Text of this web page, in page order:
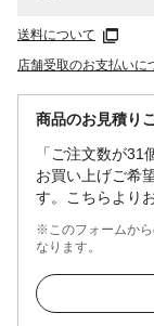
送料について
店舗受取のお支払いに
商品のお見積り
「ご注文数が
お買い上げご希
す。こちらより
※このフォームから
なります。